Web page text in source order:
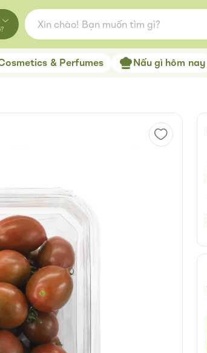
& Perfumes Nấu gì hôm nay